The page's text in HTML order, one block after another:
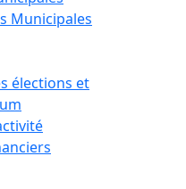
Municipales
élections et